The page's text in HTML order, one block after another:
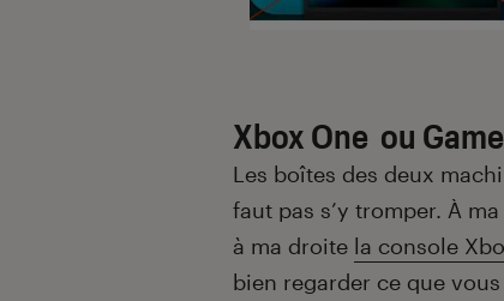
Xbox One ou
Les boîtes des deux
faut pas s’y tromper. À
à ma droite la console
bien regarder ce que